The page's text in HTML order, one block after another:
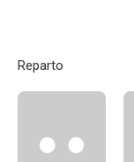
Reparto